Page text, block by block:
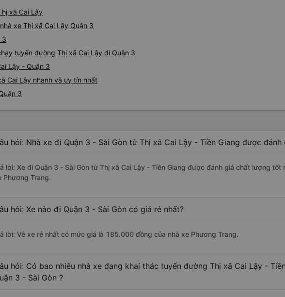
xã Cai Lậy
xe Thị xã Cai Lậy Quận 3
3
tuyến đường Thị xã Cai Lậy đi Quận 3
Lậy - Quận 3
Cai Lậy nhanh và uy tín nhất
3
hỏi: Nhà xe đi Quận 3 - Sài Gòn từ Thị xã Cai Lậy - Tiền Giang được
lời: Xe đi Quận 3 - Sài Gòn từ Thị xã Cai Lậy - Tiền Giang được đánh giá chất lượng tốt
Phương Trang.
hỏi: Xe nào đi Quận 3 - Sài Gòn có giá rẻ nhất?
lời: Vé xe rẻ nhất có mức giá là 185.000 đồng của nhà xe Phương Trang.
hỏi: Có bao nhiêu nhà xe đang khai thác tuyến đường Thị xã Cai Lậy -
3 - Sài Gòn ?